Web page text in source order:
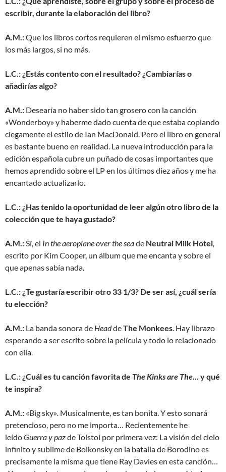
escribir, durante la elaboración del libro?
A.M.:Que los libros cortos requieren el mismo esfuerzo que
los más largos, si no más.
L.C.: ¿Estás contento con el resultado? ¿Cambiarías o
añadirías algo?
A.M.: Desearía no haber sido tan grosero con la canción
«Wonderboy» y haberme dado cuenta de que estaba copiando
ciegamente el estilo de Ian MacDonald. Pero el libro en general
es bastante bueno en realidad. La nueva introducción para la
edición española cubre un puñado de cosas importantes que
hemos aprendido sobre el LP en los últimos diez años y me ha
encantado actualizarlo.
L.C.: ¿Has tenido la oportunidad de leer algún otro libro de la
colección que te haya gustado?
A.M.:Sí, el In the aeroplane over the seade Neutral Milk Hotel,
escrito por Kim Cooper, un álbum que me encanta y sobre el
que apenas sabía nada.
L.C.: ¿Te gustaría escribir otro 33 1/3? De ser así, ¿cuál sería
tu elección?
A.M.: La banda sonora de HeaddeThe Monkees. Hay librazo
esperando a ser escrito sobre la película y todo lo relacionado
con ella.
L.C.: ¿Cuál es tu canción favorita de The Kinks are The… y qué
te inspira?
A.M.: «Big sky». Musicalmente, es tan bonita. Y esto sonará
pretencioso, pero no me importa… Recientemente he
leídoGuerra y pazde Tolstoi por primera vez: La visión del cielo
infinito y sublime de Bolkonsky en la batalla de Borodino es
precisamente la misma que tiene Ray Davies en esta canción…